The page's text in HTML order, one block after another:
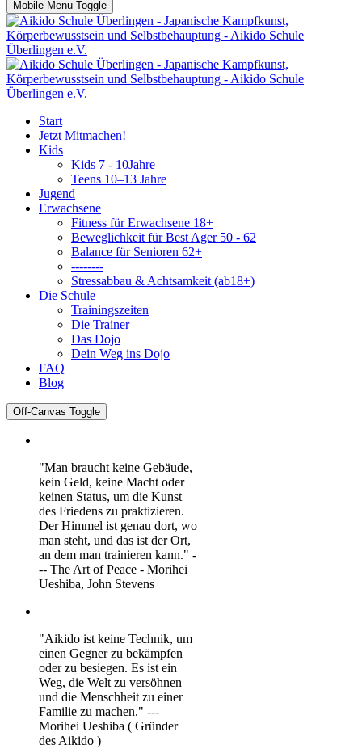
Mobile Menu Toggle
Start
Jetzt Mitmachen!
Kids
Kids 7 - 10Jahre
Teens 10–13 Jahre
Jugend
Erwachsene
Fitness für Erwachsene 18+
Beweglichkeit für Best Ager 50 - 62
Balance für Senioren 62+
--------
Stressabbau & Achtsamkeit (ab18+)
Die Schule
Trainingszeiten
Die Trainer
Das Dojo
Dein Weg ins Dojo
FAQ
Blog
Off-Canvas Toggle
"Man braucht keine Gebäude,
kein Geld, keine Macht oder
keinen Status, um die Kunst
des Friedens zu praktizieren.
Der Himmel ist genau dort, wo
man steht, und das ist der Ort,
an dem man trainieren kann." -
-- The Art of Peace - Morihei
Ueshiba, John Stevens
"Aikido ist keine Technik, um
einen Gegner zu bekämpfen
oder zu besiegen. Es ist ein
Weg, die Welt zu versöhnen
und die Menschheit zu einer
Familie zu machen." ---
Morihei Ueshiba ( Gründer
des Aikido )